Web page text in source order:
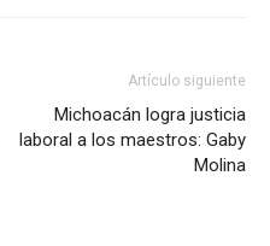
Artículo siguiente
Michoacán logra justicia
laboral a los maestros: Gaby
Molina